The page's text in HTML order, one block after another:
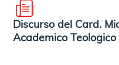
Discurso del Card.
Academico